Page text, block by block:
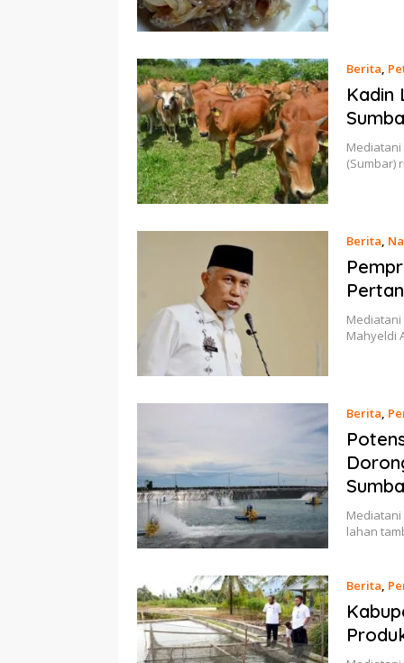
Berita,
Kadin
(Sumbar)
Berita,
Mahyeldi
Berita,
lahan
Berita,